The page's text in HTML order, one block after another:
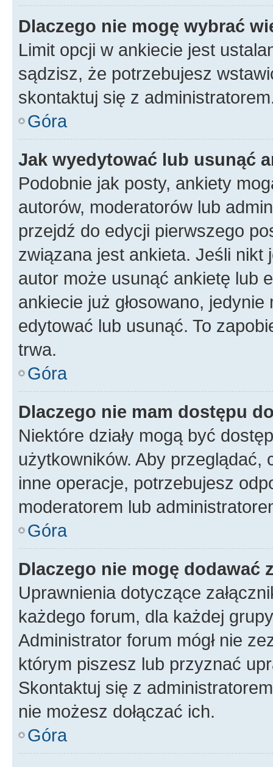
Dlaczego nie mogę wybrać
Limit opcji w ankiecie jest
sądzisz, że potrzebujesz
skontaktuj się z
Góra
Jak wyedytować lub usunąć
Podobnie jak posty, ankiety
autorów, moderatorów lub
przejdź do edycji pierwszego
związana jest ankieta. Jeśli nikt
autor może usunąć ankietę lub
ankiecie już głosowano,
edytować lub usunąć. To
trwa.
Góra
Dlaczego nie mam dostępu
Niektóre działy mogą być
użytkowników. Aby
inne operacje, potrzebujesz
moderatorem lub
Góra
Dlaczego nie mogę dodawać
Uprawnienia dotyczące
każdego forum, dla każdej
Administrator forum mógł nie
którym piszesz lub przyznać
Skontaktuj się z
nie możesz dołączać ich.
Góra